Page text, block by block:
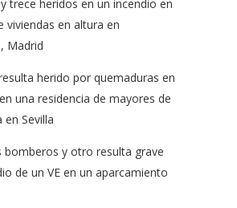
trece heridos en un incendio en
viviendas en altura en
Madrid
herido por quemaduras en
una residencia de mayores de
en Sevilla
bomberos y otro resulta grave
de un VE en un aparcamiento